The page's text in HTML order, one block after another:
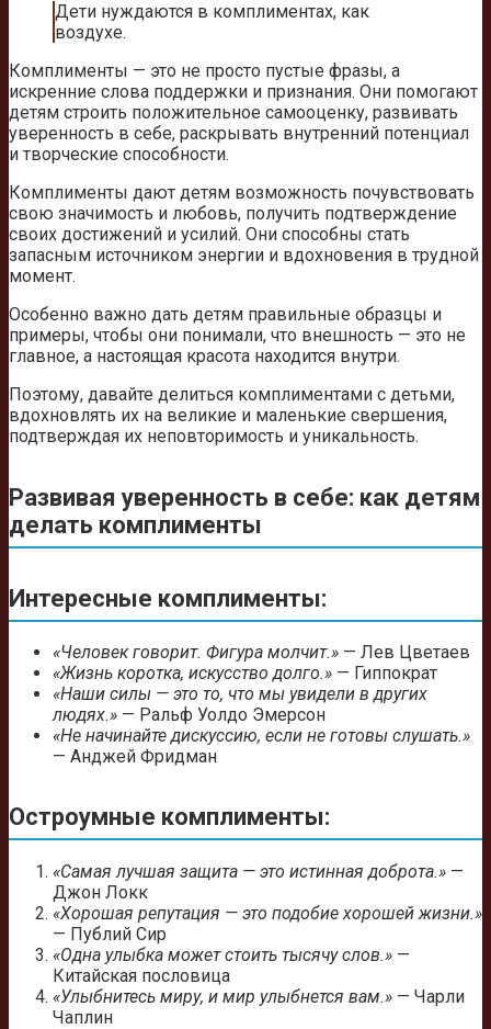
Дети нуждаются в комплиментах, как
воздухе.
Комплименты — это не просто пустые фразы, а
искренние слова поддержки и признания. Они помогают
детям строить положительное самооценку, развивать
уверенность в себе, раскрывать внутренний потенциал
и творческие способности.
Комплименты дают детям возможность почувствовать
свою значимость и любовь, получить подтверждение
своих достижений и усилий. Они способны стать
запасным источником энергии и вдохновения в трудной
момент.
Особенно важно дать детям правильные образцы и
примеры, чтобы они понимали, что внешность — это не
главное, а настоящая красота находится внутри.
Поэтому, давайте делиться комплиментами с детьми,
вдохновлять их на великие и маленькие свершения,
подтверждая их неповторимость и уникальность.
Развивая уверенность в себе: как детям
делать комплименты
Интересные комплименты:
«Человек говорит. Фигура молчит.» — Лев Цветаев
«Жизнь коротка, искусство долго.» — Гиппократ
«Наши силы — это то, что мы увидели в других
людях.» — Ральф Уолдо Эмерсон
«Не начинайте дискуссию, если не готовы слушать.»
— Анджей Фридман
Остроумные комплименты:
«Самая лучшая защита — это истинная доброта.» —
Джон Локк
«Хорошая репутация — это подобие хорошей жизни.»
— Публий Сир
«Одна улыбка может стоить тысячу слов.» —
Китайская пословица
«Улыбнитесь миру, и мир улыбнется вам.» — Чарли
Чаплин